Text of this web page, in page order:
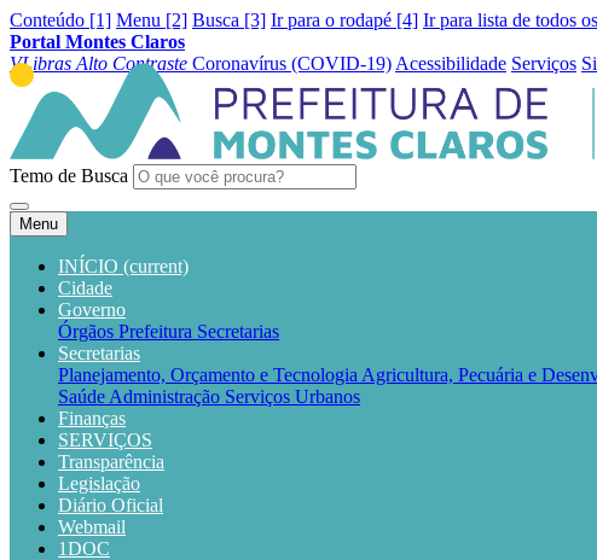
Conteúdo [1] Menu [2] Busca [3] Ir para o rodapé [4] Ir para lista de todos
Portal Montes Claros
VLibras Alto Contraste Coronavírus (COVID-19) Acessibilidade Serviços
Temo de Busca
Menu
INÍCIO (current)
Cidade
Governo
Órgãos Prefeitura Secretarias
Secretarias
Planejamento, Orçamento e Tecnologia Agricultura, Pecuária e
Saúde Administração Serviços Urbanos
Finanças
SERVIÇOS
Transparência
Legislação
Diário Oficial
Webmail
1DOC